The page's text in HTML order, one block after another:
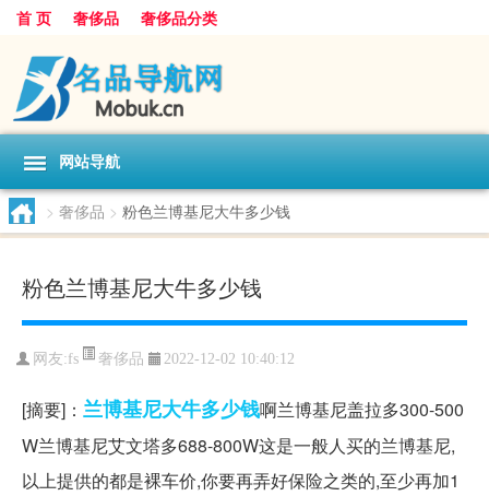
首 页 奢侈品 奢侈品分类
网站导航
> 奢侈品 > 粉色兰博基尼大牛多少钱
粉色兰博基尼大牛多少钱
网友:fs 奢侈品 2022-12-02 10:40:12
[摘要]： 兰博基尼大牛多少钱啊兰博基尼盖拉多300-500
W兰博基尼艾文塔多688-800W这是一般人买的兰博基尼,
以上提供的都是裸车价,你要再弄好保险之类的,至少再加1